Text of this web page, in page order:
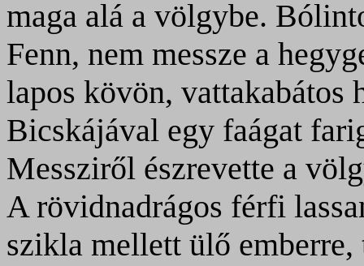
maga alá a völgybe.
Fenn, nem messze a
lapos kövön, vattakabátos
Bicskájával egy faágat
Messziről észrevette a
A rövidnadrágos férfi
szikla mellett ülő